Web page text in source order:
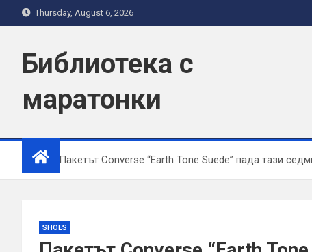
to
Thursday, August 6, 2026
Библиотека с
маратонки
Home Пакетът Converse “Earth Tone Suede” пада тази
SHOES